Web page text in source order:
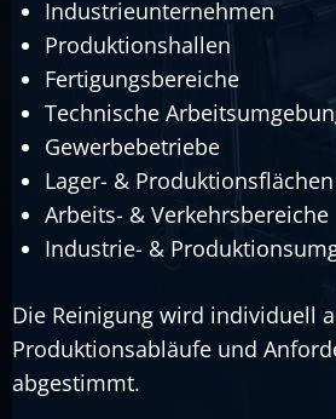
Industrieunternehmen
Produktionshallen
Fertigungsbereiche
Technische
Gewerbebetriebe
Lager- & Produktionsflächen
Arbeits- & Verkehrsbereiche
Industrie- &
Die Reinigung wird individuell
Produktionsabläufe und
abgestimmt.